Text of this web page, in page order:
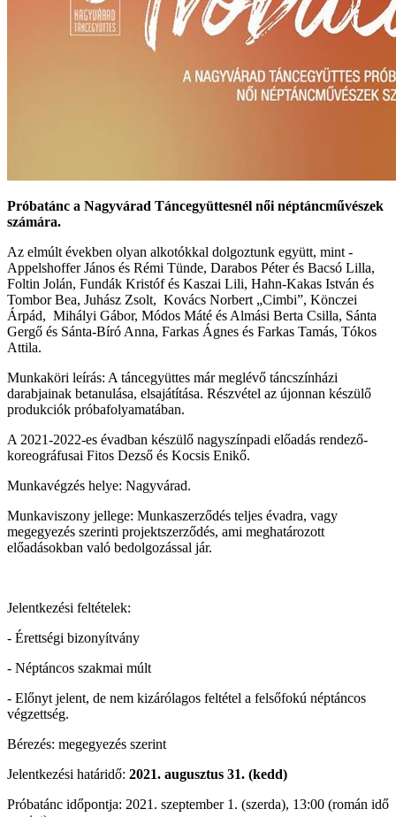
Próbatánc a Nagyvárad Táncegyüttesnél női néptáncművészek
számára.
Az elmúlt években olyan alkotókkal dolgoztunk együtt, mint -
Appelshoffer János és Rémi Tünde, Darabos Péter és Bacsó Lilla,
Foltin Jolán, Fundák Kristóf és Kaszai Lili, Hahn-Kakas István és
Tombor Bea, Juhász Zsolt, Kovács Norbert „Cimbi”, Könczei
Árpád, Mihályi Gábor, Módos Máté és Almási Berta Csilla, Sánta
Gergő és Sánta-Bíró Anna, Farkas Ágnes és Farkas Tamás, Tókos
Attila.
Munkaköri leírás: A táncegyüttes már meglévő táncszínházi
darabjainak betanulása, elsajátítása. Részvétel az újonnan készülő
produkciók próbafolyamatában.
A 2021-2022-es évadban készülő nagyszínpadi előadás rendező-
koreográfusai Fitos Dezső és Kocsis Enikő.
Munkavégzés helye: Nagyvárad.
Munkaviszony jellege: Munkaszerződés teljes évadra, vagy
megegyezés szerinti projektszerződés, ami meghatározott
előadásokban való bedolgozással jár.
Jelentkezési feltételek:
- Érettségi bizonyítvány
- Néptáncos szakmai múlt
- Előnyt jelent, de nem kizárólagos feltétel a felsőfokú néptáncos
végzettség.
Bérezés: megegyezés szerint
Jelentkezési határidő: 2021. augusztus 31. (kedd)
Próbatánc időpontja: 2021. szeptember 1. (szerda), 13:00 (román idő